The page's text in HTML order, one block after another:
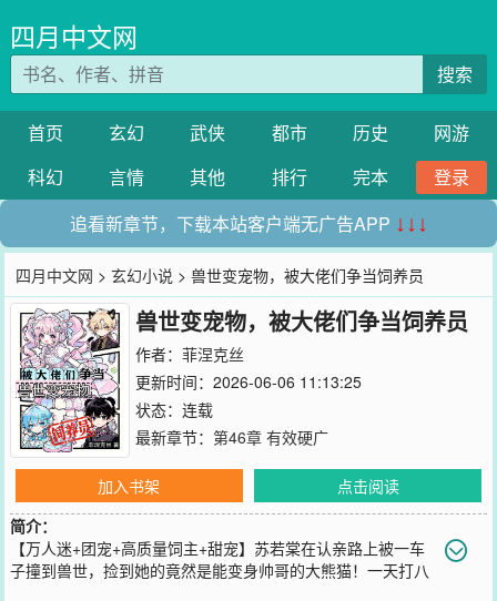
四月中文网
搜索
首页 玄幻 武侠 都市 历史
网游
科幻
言情 其他 排行 完本
登录
追看新章节，下载本站客户端无广告APP ↓↓↓
四月中文网 >玄幻小说 > 兽世变宠物，被大佬们争当饲养员
兽世变宠物，被大佬们争当饲养员
作者： 菲涅克丝
更新时间：2026-06-06 11:13:25
状态：连载
最新章节： 第46章 有效硬广
加入书架
点击阅读
简介：
【万人迷+团宠+高质量饲主+甜宠】苏若棠在认亲路上被一车
子撞到兽世，捡到她的竟然是能变身帅哥的大熊猫！一天打八